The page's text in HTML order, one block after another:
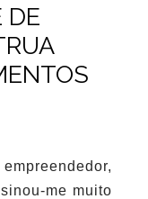
DE
me muito